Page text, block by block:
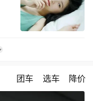
团车 选车 降价